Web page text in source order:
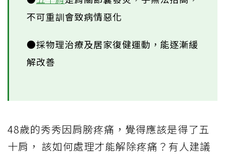
不可重訓會致病情惡化
●採物理治療及居家復健運動，能逐漸緩
解改善
48歲的秀秀因肩膀疼痛，覺得應該是得了五
十肩， 該如何處理才能解除疼痛？有人建議